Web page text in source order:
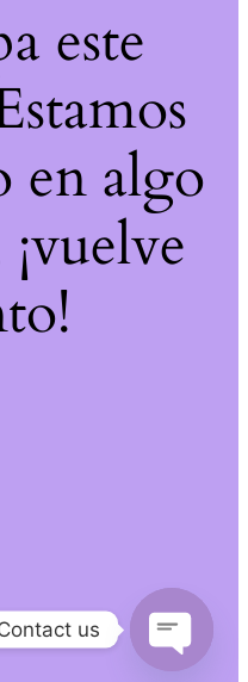
este
en algo
us